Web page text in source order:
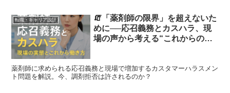
転職・キャリア設計
🧯「薬剤師の限界」を超えないた
めに──応召義務とカスハラ、現
場の声から考える“これからの働
薬剤師に求められる応召義務と現場で増加するカスタマーハラスメン
ト問題を解説。今、調剤拒否は許されるのか？